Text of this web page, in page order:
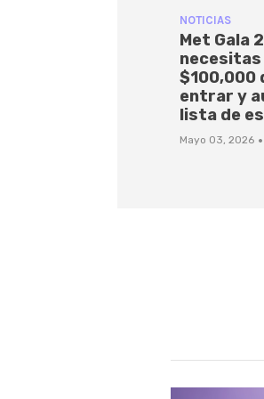
NOTICIAS
Met Gala
necesitas
$100,000
entrar y
lista de
Mayo 03, 2026 ·